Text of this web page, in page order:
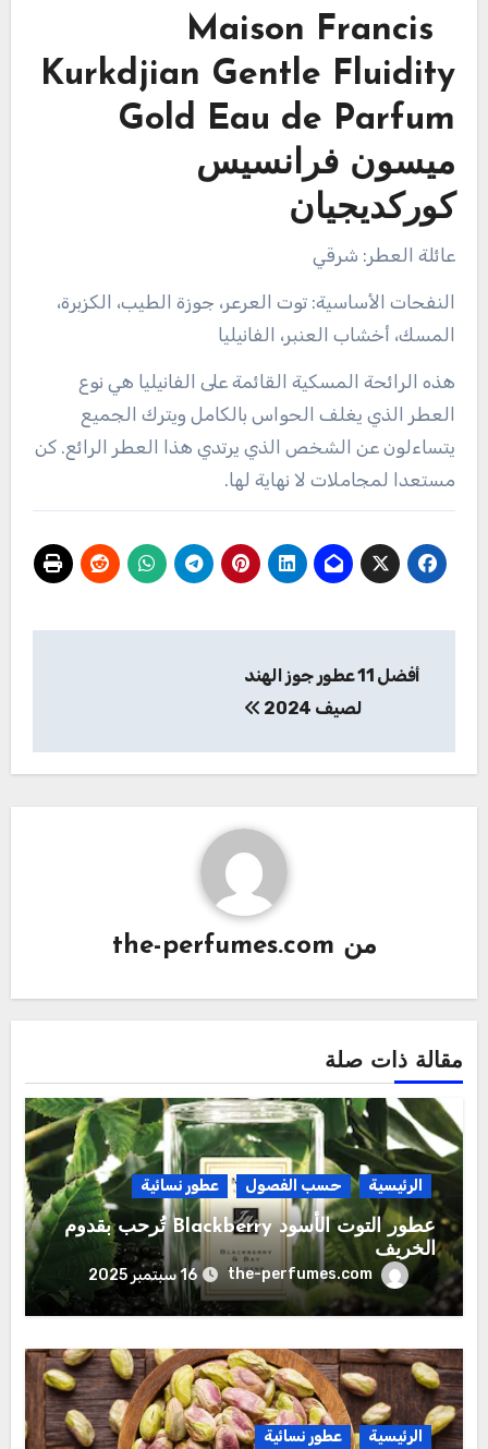
Maison Francis
Kurkdjian Gentle Fluidity
Gold Eau de Parfum
ميسون فرانسيس
كوركديجيان
عائلة العطر: شرقي
النفحات الأساسية: توت العرعر، جوزة الطيب، الكزبرة،
المسك، أخشاب العنبر، الفانيليا
هذه الرائحة المسكية القائمة على الفانيليا هي نوع
العطر الذي يغلف الحواس بالكامل ويترك الجميع
يتساءلون عن الشخص الذي يرتدي هذا العطر الرائع. كن
مستعدا لمجاملات لا نهاية لها.
المقالات
أفضل 11 عطور جوز الهند
لصيف 2024
من the-perfumes.com
مقالة ذات صلة
الرئيسية حسب الفصول عطور نسائية
عطور التوت الأسود Blackberry تُرحب بقدوم
الخريف
the-perfumes.com 16 سبتمبر 2025
الرئيسية عطور نسائية